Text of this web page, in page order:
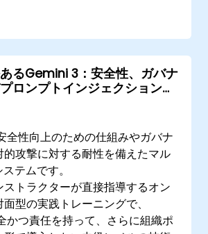
るGemini 3：安全性、ガバナ
ロンプトインジェクション対
全性向上のための仕組みやガバナ
的攻撃に対する耐性を備えたマル
テムです。
トラクターが直接指導するオン
型の実践トレーニングで、
かつ責任を持って、さらに組織ポ